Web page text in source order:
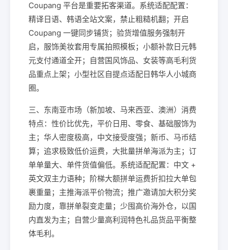
Coupang 平台是重要拓客渠道。系统适配配置：
精译日语、韩语全站文案，禁止粗糙机翻；开启
Coupang 一键同步铺货；验货增值服务强制开
启，服饰美妆套用专属拍照模板；小额补款日元韩
元支付通道全开；自营国风饰品、女装等高毛利货
品重点上架；小型社区自提点适配日韩华人小城商
圈。
三、东南亚市场（新加坡、马来西亚、澳洲）消费
特点：性价比优先，平价日用、零食、基础服饰为
主；华人密度极高，中文接受度强；新币、马币结
算；追求极致低价运费，大批量拼单海派为主；订
单单量大、单件货值偏低。系统适配配置：中文 +
英文双主力语种；阶梯大额拼单运费折扣拉大单包
裹重量；主推海派平价物流；推广邀请加大积分奖
励力度，靠拼单裂变走量；少囤高价海外仓，以国
内直发为主；自营少量高利润特色礼品货品平衡整
体毛利。